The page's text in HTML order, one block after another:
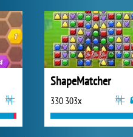
ShapeMatcher
330 303x